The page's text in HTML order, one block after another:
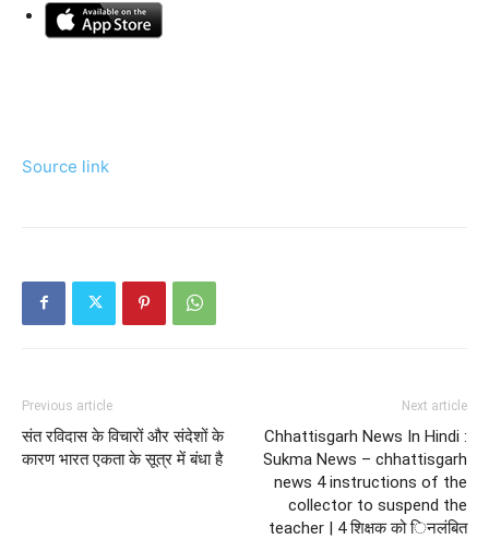
Source link
Previous article
संत रविदास के विचारों और संदेशों के
कारण भारत एकता के सूत्र में बंधा है
Next article
Chhattisgarh News In Hindi :
Sukma News – chhattisgarh
news 4 instructions of the
collector to suspend the
teacher | 4 शिक्षक को िनलंबित